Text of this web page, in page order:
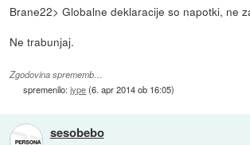
Brane22> Globalne deklaracije so napotki, ne
Ne trabunjaj.
Zgodovina sprememb…
spremenilo:jype(6. apr 2014 ob 16:05)
sesobebo